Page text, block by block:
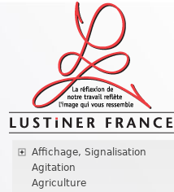
Affichage, Signalisation
Agitation
Agriculture